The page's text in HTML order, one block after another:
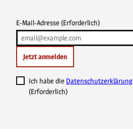
E-Mail-Adresse (Erforderlich)
Jetzt anmelden
Ich habe die Datenschutzerklärung
(Erforderlich)